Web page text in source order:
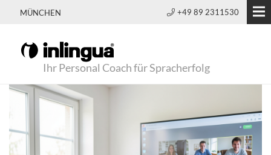
MÜNCHEN +49 89 2311530
Ihr Personal Coach für Spracherfolg